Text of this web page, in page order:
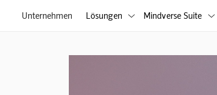
Unternehmen Lösungen  Mindverse Suite 